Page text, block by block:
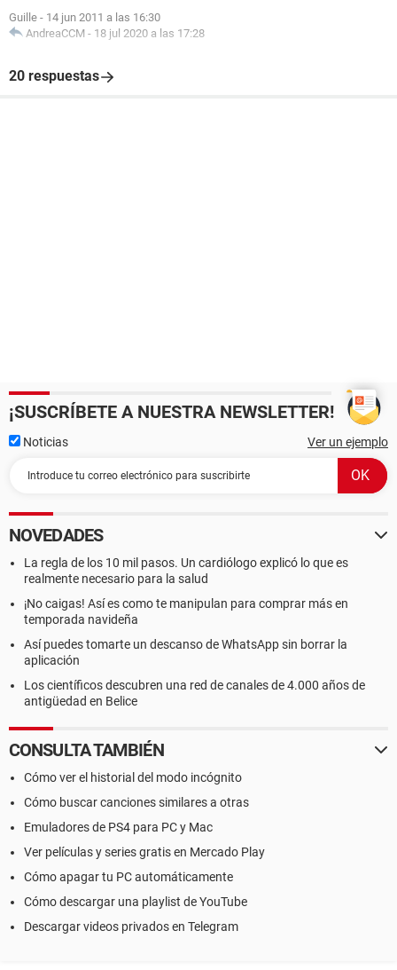
Guille - 14 jun 2011 a las 16:30
AndreaCCM - 18 jul 2020 a las 17:28
20 respuestas
¡SUSCRÍBETE A NUESTRA NEWSLETTER!
Noticias Ver un ejemplo
NOVEDADES
La regla de los 10 mil pasos. Un cardiólogo explicó lo que es
realmente necesario para la salud
¡No caigas! Así es como te manipulan para comprar más en
temporada navideña
Así puedes tomarte un descanso de WhatsApp sin borrar la
aplicación
Los científicos descubren una red de canales de 4.000 años de
antigüedad en Belice
CONSULTA TAMBIÉN
Cómo ver el historial del modo incógnito
Cómo buscar canciones similares a otras
Emuladores de PS4 para PC y Mac
Ver películas y series gratis en Mercado Play
Cómo apagar tu PC automáticamente
Cómo descargar una playlist de YouTube
Descargar videos privados en Telegram